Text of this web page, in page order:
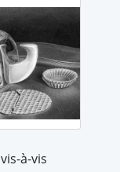
vis-à-vis